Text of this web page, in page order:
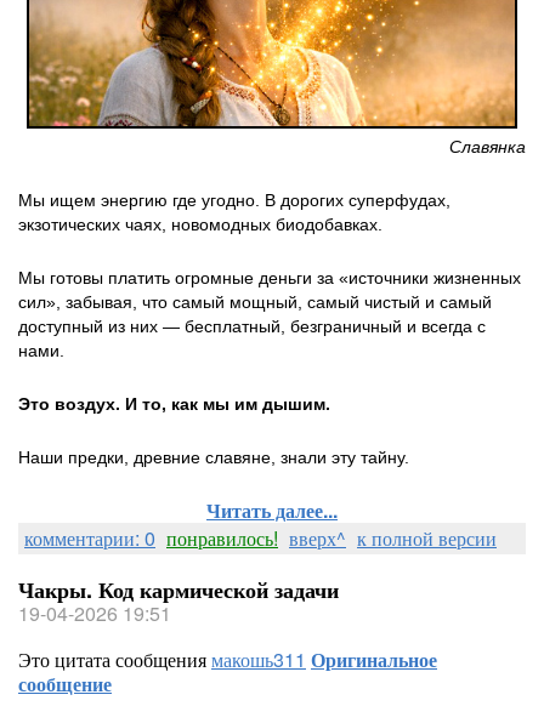
Славянка
Мы ищем энергию где угодно. В дорогих суперфудах,
экзотических чаях, новомодных биодобавках.
Мы готовы платить огромные деньги за «источники жизненных
сил», забывая, что самый мощный, самый чистый и самый
доступный из них — бесплатный, безграничный и всегда с
нами.
Это воздух. И то, как мы им дышим.
Наши предки, древние славяне, знали эту тайну.
Читать далее...
комментарии: 0 понравилось! вверх^ к полной версии
Чакры. Код кармической задачи
19-04-2026 19:51
Это цитата сообщениямакошь311 Оригинальное
сообщение